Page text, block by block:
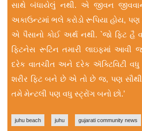
સાથે બંધાયેલું નથી. એ જીવન
અકાઉન્ટમાં ભલે કરોડો રૂપિયા હોય,
એ પૈસાનો કોઈ અર્થ નથી. `જો ફિટ હૈ
ફિટનેસ રૂટિન તમારી લાઇફમાં આવી
દરેક વાતચીત અને દરેક ઍક્ટિવિટી
શરીર ફિટ બને છે એ તો છે જ, પણ સૌથી
તમે મેન્ટલી પણ વધુ સ્ટ્રોંગ બનો છો.’
juhu beach juhu gujarati community news